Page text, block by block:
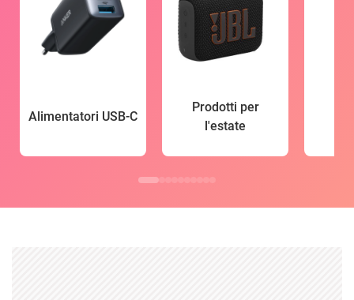
Alimentatori USB-C
Prodotti per
l'estate